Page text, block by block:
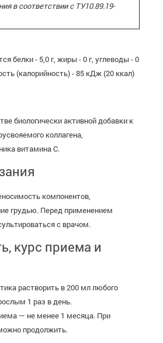
в соответствии с ТУ10.89.19-
белки - 5,0 г, жиры - 0 г, углеводы - 0
(калорийность) - 85 кДж (20 ккал)
биологически активной добавки к
коллагена,
витамина С.
компонентов,
грудью. Перед применением
с врачом.
курс приема и
растворить в 200 мл любого
1 раз в день.
— не менее 1 месяца. При
продолжить.